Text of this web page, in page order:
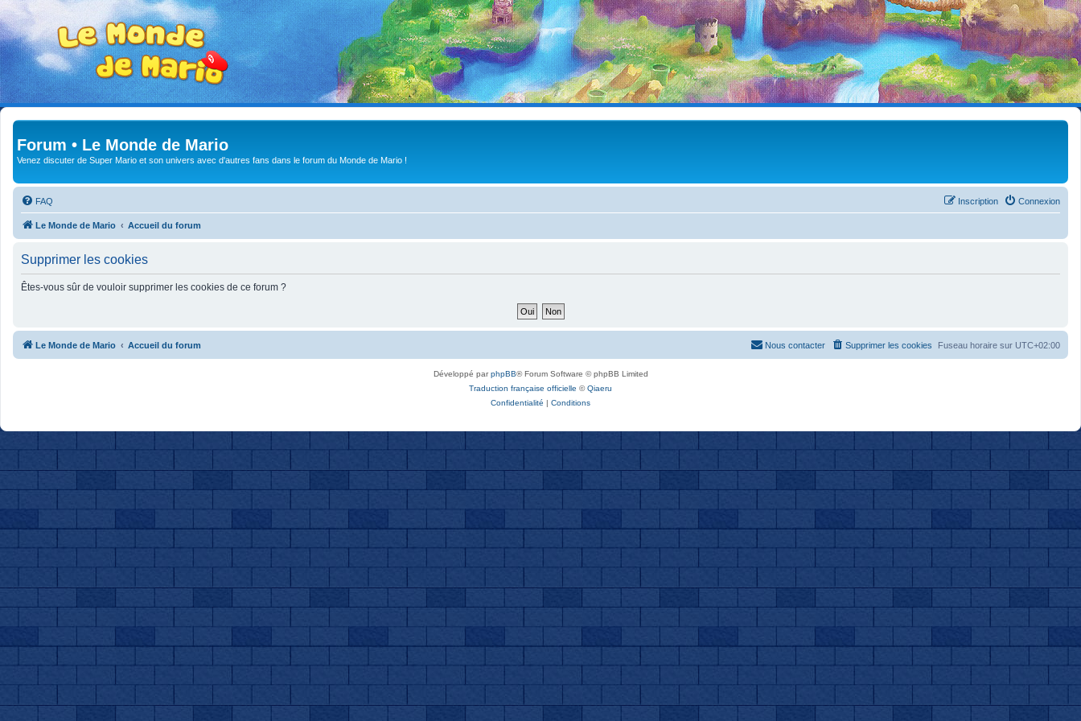
Forum • Le Monde de Mario
Venez discuter de Super Mario et son univers avec d'autres fans dans le forum du Monde de Mario !
FAQ Connexion
Inscription
Le Monde de Mario Accueil du forum
Supprimer les cookies
Êtes-vous sûr de vouloir supprimer les cookies de ce forum ?
Le Monde de Mario Accueil du forum Fuseau horaire sur UTC+02:00
Supprimer les cookies
Nous contacter
Développé parphpBB® Forum Software © phpBB Limited
Traduction française officielle ©Qiaeru
Confidentialité | Conditions